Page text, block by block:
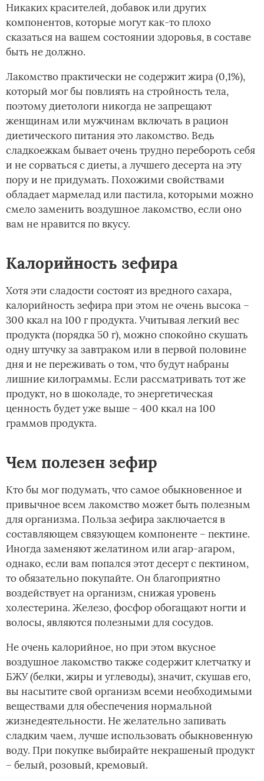
Никаких красителей, добавок или других
компонентов, которые могут как-то плохо
сказаться на вашем состоянии здоровья, в составе
быть не должно.
Лакомство практически не содержит жира (0,1%),
который мог бы повлиять на стройность тела,
поэтому диетологи никогда не запрещают
женщинам или мужчинам включать в рацион
диетического питания это лакомство. Ведь
сладкоежкам бывает очень трудно перебороть себя
и не сорваться с диеты, а лучшего десерта на эту
пору и не придумать. Похожими свойствами
обладает мармелад или пастила, которыми можно
смело заменить воздушное лакомство, если оно
вам не нравится по вкусу.
Калорийность зефира
Хотя эти сладости состоят из вредного сахара,
калорийность зефира при этом не очень высока –
300 ккал на 100 г продукта. Учитывая легкий вес
продукта (порядка 50 г), можно спокойно скушать
одну штучку за завтраком или в первой половине
дня и не переживать о том, что будут набраны
лишние килограммы. Если рассматривать тот же
продукт, но в шоколаде, то энергетическая
ценность будет уже выше – 400 ккал на 100
граммов продукта.
Чем полезен зефир
Кто бы мог подумать, что самое обыкновенное и
привычное всем лакомство может быть полезным
для организма. Польза зефира заключается в
составляющем связующем компоненте – пектине.
Иногда заменяют желатином или агар-агаром,
однако, если вам попался этот десерт с пектином,
то обязательно покупайте. Он благоприятно
воздействует на организм, снижая уровень
холестерина. Железо, фосфор обогащают ногти и
волосы, являются полезными для сосудов.
Не очень калорийное, но при этом вкусное
воздушное лакомство также содержит клетчатку и
БЖУ (белки, жиры и углеводы), значит, скушав его,
вы насытите свой организм всеми необходимыми
веществами для обеспечения нормальной
жизнедеятельности. Не желательно запивать
сладким чаем, лучше использовать обыкновенную
воду. При покупке выбирайте некрашеный продукт
– белый, розовый, кремовый.